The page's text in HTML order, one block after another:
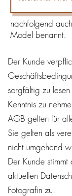
nachfolgend
Model benannt.
Der Kunde
sorgfältig zu
Kenntnis zu
AGB gelten für
Sie gelten als
nicht umgehend
Der Kunde
aktuellen
Fotografin zu.